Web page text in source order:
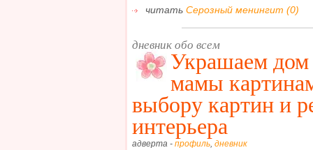
читать Серозный менингит (0)
дневник обо всем
Украшаем
мамы
выбору картин и
интерьера
адверта - профиль, дневник